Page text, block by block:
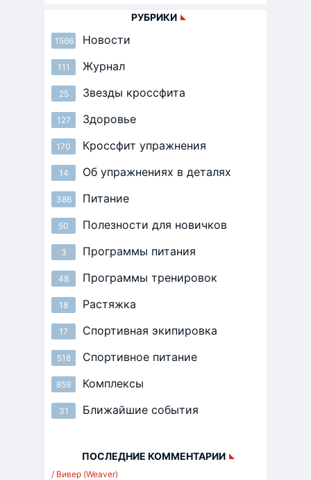
РУБРИКИ
1566 Новости
111 Журнал
25 Звезды кроссфита
127 Здоровье
170 Кроссфит упражнения
14 Об упражнениях в деталях
386 Питание
50 Полезности для новичков
3 Программы питания
48 Программы тренировок
18 Растяжка
17 Спортивная экипировка
518 Спортивное питание
859 Комплексы
31 Ближайшие события
ПОСЛЕДНИЕ КОММЕНТАРИИ
/ Вивер (Weaver)